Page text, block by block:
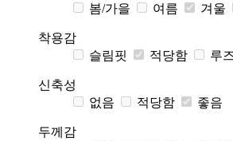
봄/가을
여름 겨울
착용감
슬림핏
적당함 루
신축성
없음
적당함 좋음
두께감